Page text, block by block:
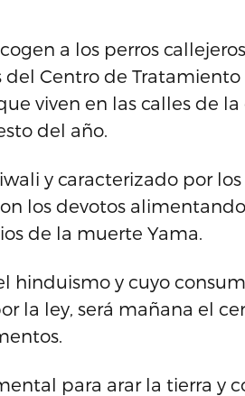
a los perros
Centro de
viven en las calles de
del año.
y caracterizado por
los devotos
de la muerte Yama.
hinduismo y cuyo
la ley, será mañana el
para arar la tierra y